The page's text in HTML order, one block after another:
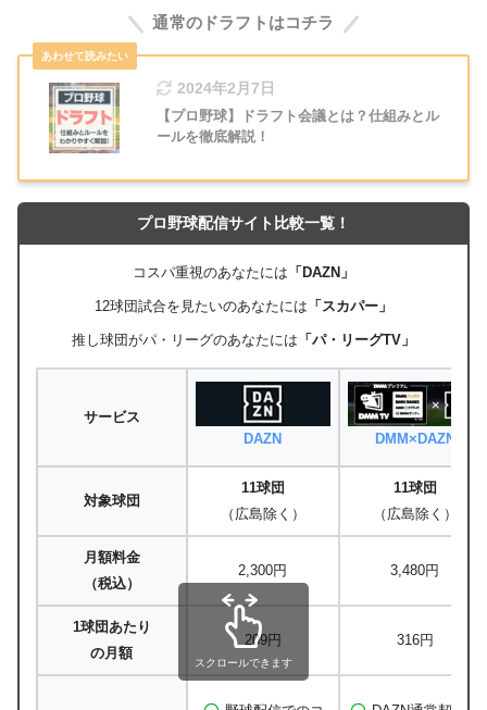
千葉ロッテマリ
ーンズ
雅海
内
野
手
オリックス・バ
ファローズ
圭佑
手
ンズ
クホークス
上茶
河
手
スターズ
第2巡目
名
守備
位置
広島東洋
カープ
健矢
投手
北海道日本ハムファ
イターズ
通常のドラフトはコチラ
2024年2月7日
【プロ野球】ドラフト会議とは？仕組みとル
ールを徹底解説！
プロ野球配信サイト比較一覧！
コスパ重視のあなたには 「DAZN」
12球団試合を見たいのあなたには 「スカパー」
推し球団がパ・リーグのあなたには 「パ・リーグTV」
サービス
DAZN
DMM×DAZN
対象球団
11球団
（広島除く）
11球団
（広島除く）
月額料金
（税込）
2,300円 3,480円
1球団あたり
の月額
209円 316円
スクロールできます